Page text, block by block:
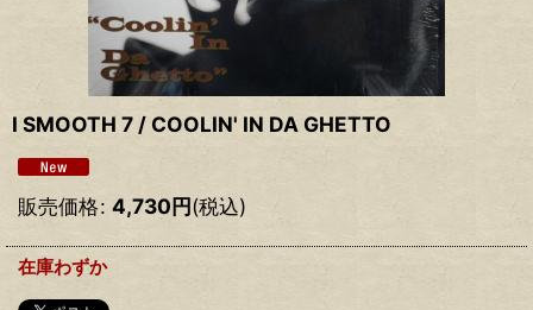
I SMOOTH 7 / COOLIN' IN DA GHETTO
販売価格: 4,730円(税込)
在庫わずか